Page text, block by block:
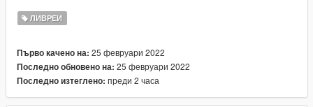
ЛИВРЕИ
Първо качено на: 25 февруари 2022
Последно обновено на: 25 февруари 2022
Последно изтеглено: преди 2 часа